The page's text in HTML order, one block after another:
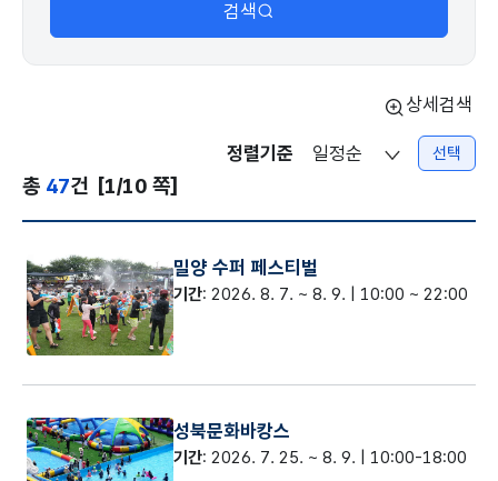
검색
상세검색
총 47건 [1/10 쪽]
정렬기준 선택
밀양 수퍼 페스티벌
기간: 2026. 8. 7. ~ 8. 9. | 10:00 ~ 22:00
성북문화바캉스
기간: 2026. 7. 25. ~ 8. 9. | 10:00-18:00